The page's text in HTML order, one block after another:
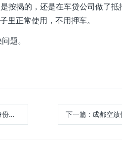
按揭的，还是在车贷公司做了
里正常使用，不用押车。
题。
贷 下一篇 : 成都空